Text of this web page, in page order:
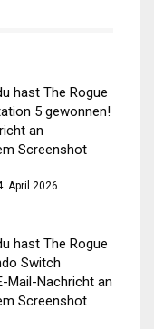
hast The Rogue
5 gewonnen!
an
Screenshot
April 2026
hast The Rogue
Switch
Mail-Nachricht an
Screenshot